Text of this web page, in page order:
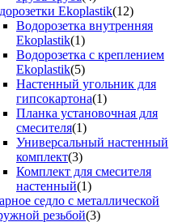
Ekoplastik(12)
Водорозетка внутренняя
Ekoplastik(1)
Водорозетка с креплением
Ekoplastik(5)
Настенный угольник для
гипсокартона(1)
Планка установочная для
смесителя(1)
Универсальный настенный
комплект(3)
Комплект для смесителя
настенный(1)
седло с металлической
резьбой(3)